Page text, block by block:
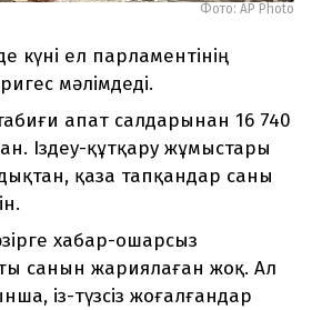
Фото: AP Photo
күні ел парламентінің
мәлімдеді.
апат салдарынан 16 740
Іздеу-құтқару жұмыстары
қаза тапқандар саны
хабар-ошарсыз
санын жариялаған жоқ. Ал
із-түзсіз жоғалғандар